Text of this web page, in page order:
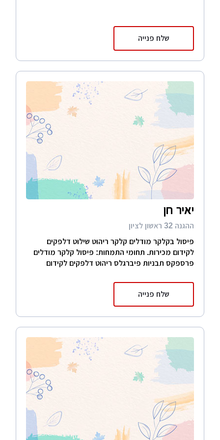
שלח פנייה
יאיר חן
ההגנה 32 ראשון לציון
פיסול בקלקר מודלים קלקר ריהוט שילוט דלפקים
לקידום מכירות. תחומי התמחות: פיסול קלקר מודלים
פרספקס תבניות פיברגלס ריהוט דלפקים לקידום
שלח פנייה